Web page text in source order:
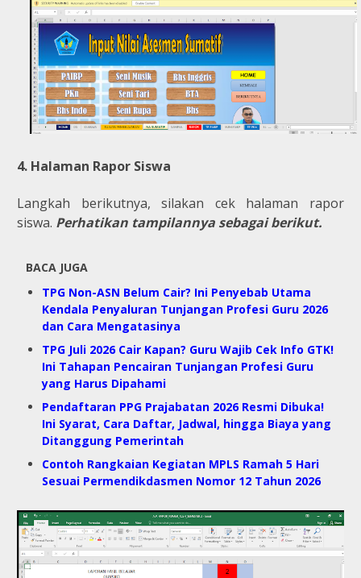
4. Halaman Rapor Siswa
Langkah berikutnya, silakan cek halaman rapor
siswa. Perhatikan tampilannya sebagai berikut.
BACA JUGA
TPG Non-ASN Belum Cair? Ini Penyebab Utama
Kendala Penyaluran Tunjangan Profesi Guru 2026
dan Cara Mengatasinya
TPG Juli 2026 Cair Kapan? Guru Wajib Cek Info GTK!
Ini Tahapan Pencairan Tunjangan Profesi Guru
yang Harus Dipahami
Pendaftaran PPG Prajabatan 2026 Resmi Dibuka!
Ini Syarat, Cara Daftar, Jadwal, hingga Biaya yang
Ditanggung Pemerintah
Contoh Rangkaian Kegiatan MPLS Ramah 5 Hari
Sesuai Permendikdasmen Nomor 12 Tahun 2026